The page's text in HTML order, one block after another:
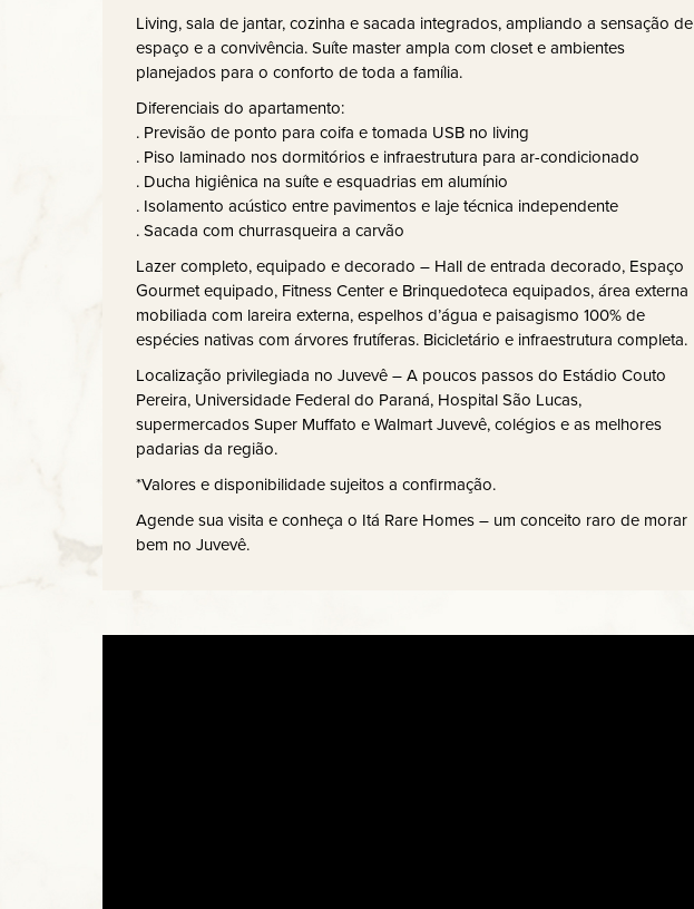
Living, sala de jantar, cozinha e sacada integrados, ampliando a sensação de
espaço e a convivência. Suíte master ampla com closet e ambientes
planejados para o conforto de toda a família.
Diferenciais do apartamento:
. Previsão de ponto para coifa e tomada USB no living
. Piso laminado nos dormitórios e infraestrutura para ar-condicionado
. Ducha higiênica na suíte e esquadrias em alumínio
. Isolamento acústico entre pavimentos e laje técnica independente
. Sacada com churrasqueira a carvão
Lazer completo, equipado e decorado – Hall de entrada decorado, Espaço
Gourmet equipado, Fitness Center e Brinquedoteca equipados, área externa
mobiliada com lareira externa, espelhos d’água e paisagismo 100% de
espécies nativas com árvores frutíferas. Bicicletário e infraestrutura completa.
Localização privilegiada no Juvevê – A poucos passos do Estádio Couto
Pereira, Universidade Federal do Paraná, Hospital São Lucas,
supermercados Super Muffato e Walmart Juvevê, colégios e as melhores
padarias da região.
*Valores e disponibilidade sujeitos a confirmação.
Agende sua visita e conheça o Itá Rare Homes – um conceito raro de morar
bem no Juvevê.